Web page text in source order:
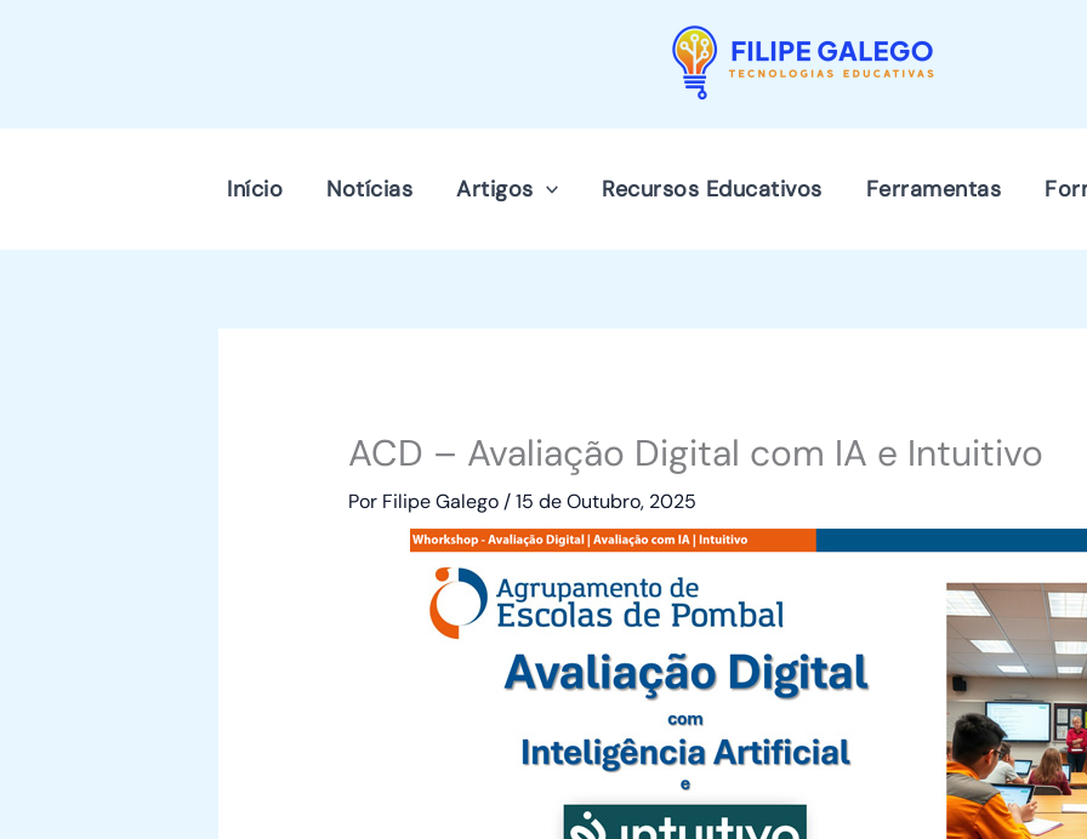
Início Notícias Artigos Recursos Educativos Ferramentas
ACD – Avaliação Digital com IA e Intuitivo
Por Filipe Galego/15 de Outubro, 2025